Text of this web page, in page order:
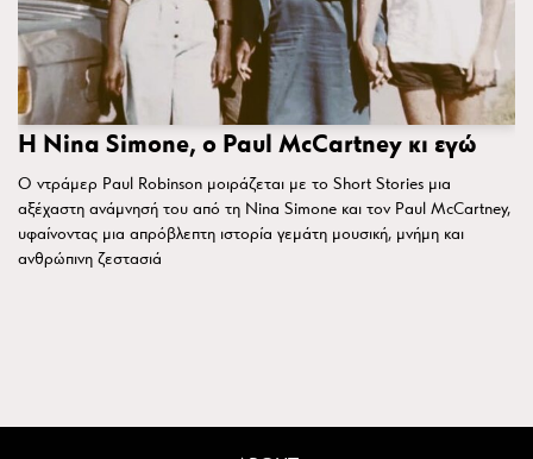
H Nina Simone, ο Paul McCartney κι εγώ
Ο ντράμερ Paul Robinson μοιράζεται με το Short Stories μια
αξέχαστη ανάμνησή του από τη Nina Simone και τον Paul McCartney,
υφαίνοντας μια απρόβλεπτη ιστορία γεμάτη μουσική, μνήμη και
ανθρώπινη ζεστασιά